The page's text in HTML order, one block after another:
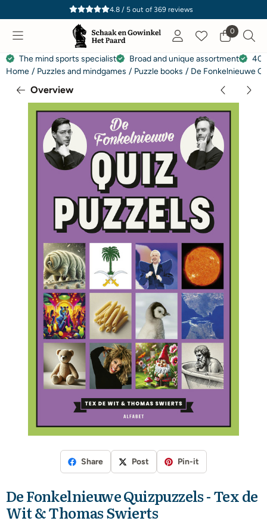
Cookie preferences are currently closed.
4.8 / 5out of 369reviews
0
The mind sports specialist Broad and unique assortment
40
Home / Puzzles and mindgames / Puzzle books / De Fonkelnieuwe
Overview
Share Post Pin-it
De Fonkelnieuwe Quizpuzzels - Tex de
Wit & Thomas Swierts